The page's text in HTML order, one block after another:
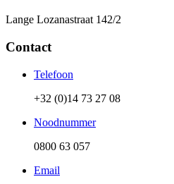
Lange Lozanastraat 142/2
Contact
Telefoon
+32 (0)14 73 27 08
Noodnummer
0800 63 057
Email